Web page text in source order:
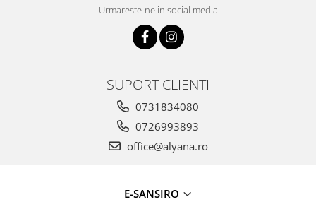
Urmareste-ne in social media
SUPORT CLIENTI
0731834080
0726993893
office@alyana.ro
E-SANSIRO